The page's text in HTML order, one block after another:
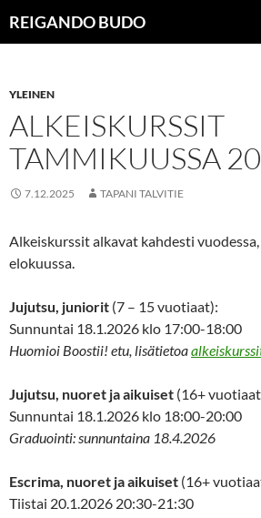
sisältöön
REIGANDO BUDO
YLEINEN
ALKEISKURSSIT
TAMMIKUUSSA
7.12.2025 TAPANI TALVITIE
Alkeiskurssit alkavat kahdesti
elokuussa.
Jujutsu, juniorit (7 – 15 vuotiaat):
Sunnuntai 18.1.2026 klo 17:00-18:00
Huomioi Boostii! etu, lisätietoa
Jujutsu, nuoret ja aikuiset (16+
Sunnuntai 18.1.2026 klo 18:00-20:00
Graduointi: sunnuntaina 18.4.2026
Escrima, nuoret ja aikuiset (16+
Tiistai 20.1.2026 20:30-21:30